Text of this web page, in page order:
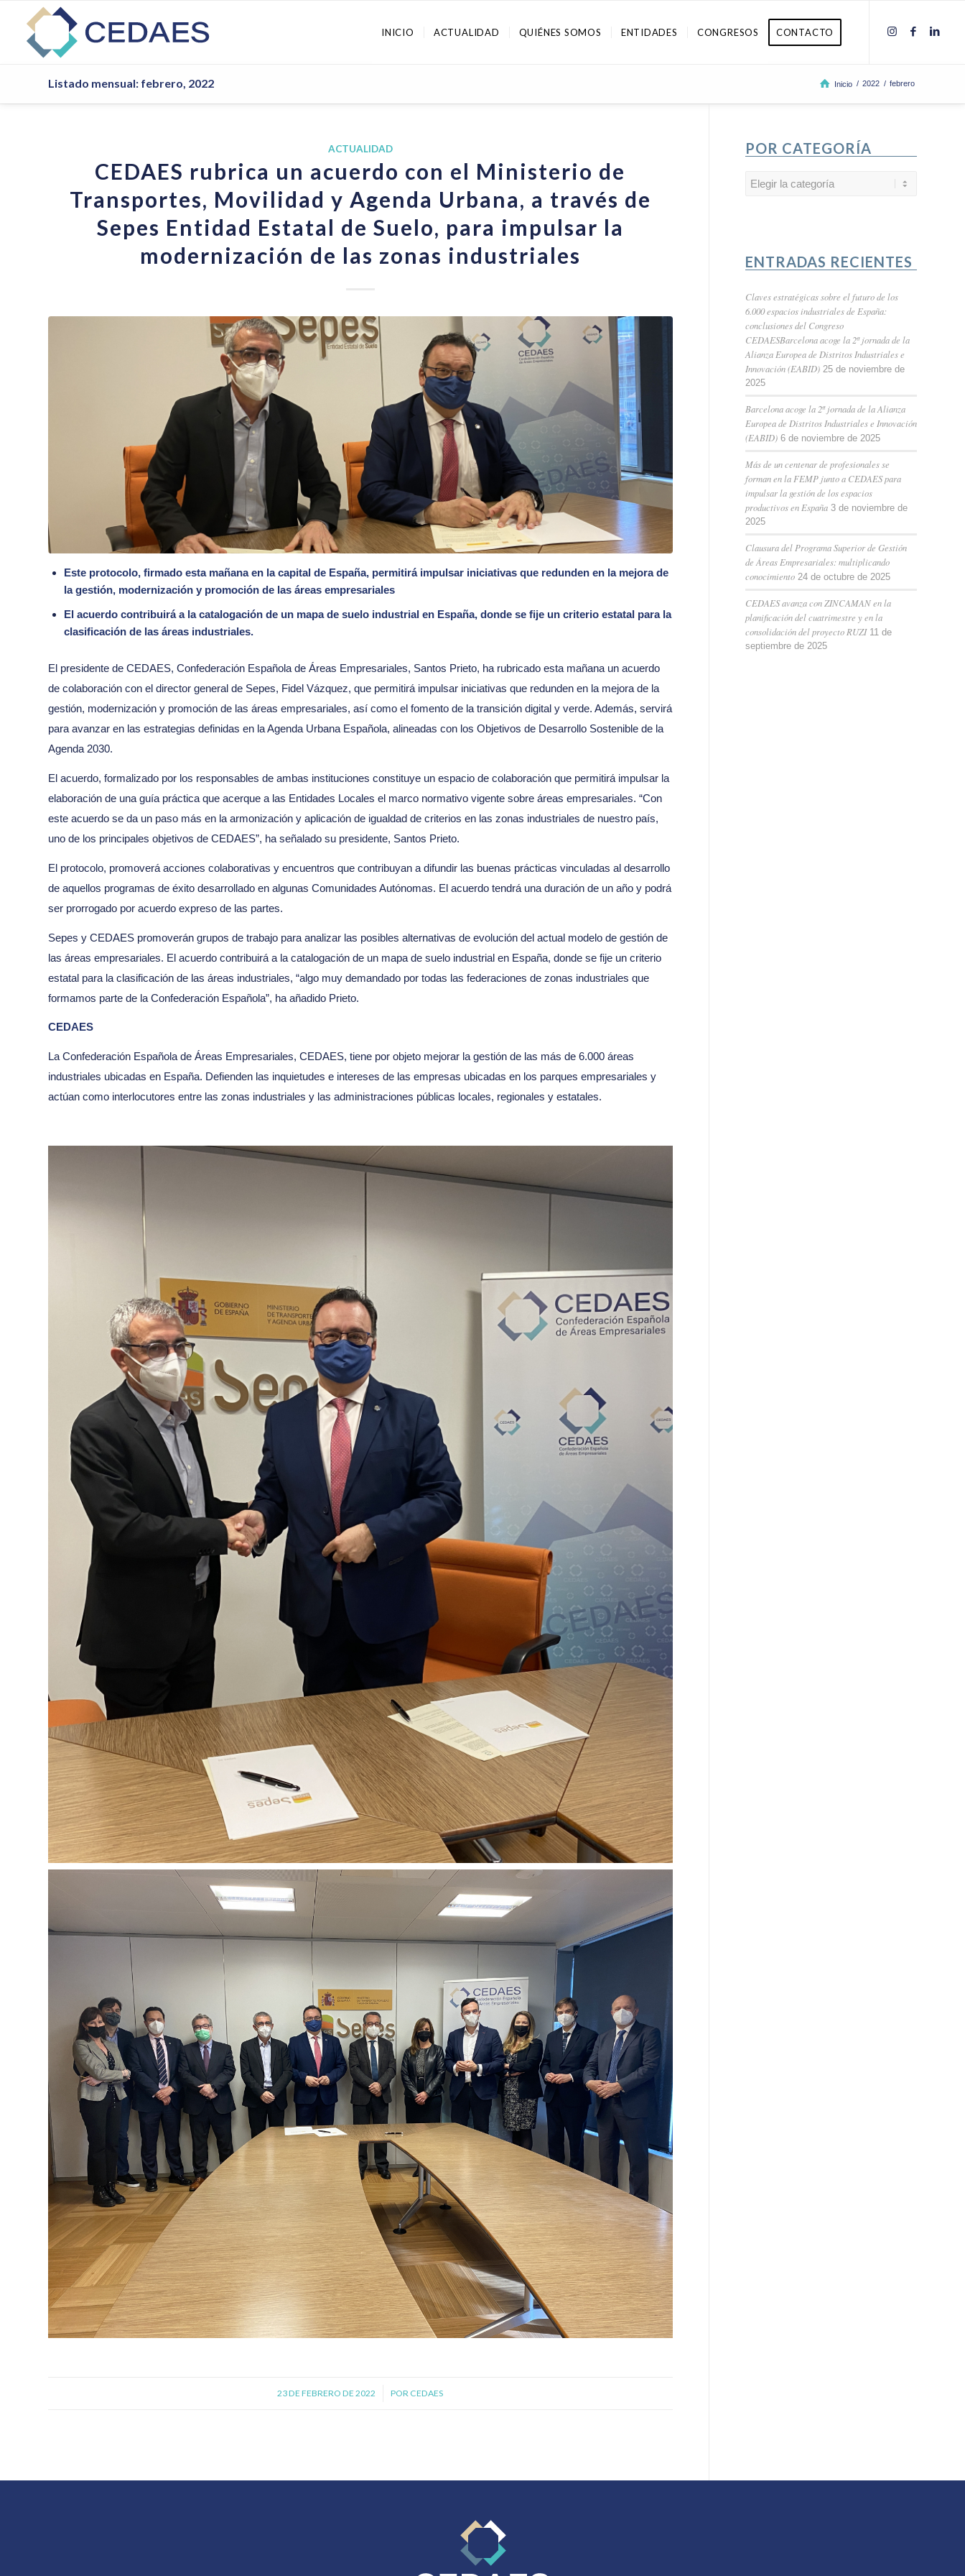
INICIO ACTUALIDAD QUIÉNES SOMOS ENTIDADES CONGRESOS CONTACTO
Listado mensual: febrero, 2022 Inicio / 2022 / febrero
ACTUALIDAD
CEDAES rubrica un acuerdo con el Ministerio de
Transportes, Movilidad y Agenda Urbana, a través de
Sepes Entidad Estatal de Suelo, para impulsar la
modernización de las zonas industriales
Este protocolo, firmado esta mañana en la capital de España, permitirá impulsar iniciativas que redunden en la mejora de
la gestión, modernización y promoción de las áreas empresariales
El acuerdo contribuirá a la catalogación de un mapa de suelo industrial en España, donde se fije un criterio estatal para la
clasificación de las áreas industriales.
El presidente de CEDAES, Confederación Española de Áreas Empresariales, Santos Prieto, ha rubricado esta mañana un acuerdo
de colaboración con el director general de Sepes, Fidel Vázquez, que permitirá impulsar iniciativas que redunden en la mejora de la
gestión, modernización y promoción de las áreas empresariales, así como el fomento de la transición digital y verde. Además, servirá
para avanzar en las estrategias definidas en la Agenda Urbana Española, alineadas con los Objetivos de Desarrollo Sostenible de la
Agenda 2030.
El acuerdo, formalizado por los responsables de ambas instituciones constituye un espacio de colaboración que permitirá impulsar la
elaboración de una guía práctica que acerque a las Entidades Locales el marco normativo vigente sobre áreas empresariales. “Con
este acuerdo se da un paso más en la armonización y aplicación de igualdad de criterios en las zonas industriales de nuestro país,
uno de los principales objetivos de CEDAES”, ha señalado su presidente, Santos Prieto.
El protocolo, promoverá acciones colaborativas y encuentros que contribuyan a difundir las buenas prácticas vinculadas al desarrollo
de aquellos programas de éxito desarrollado en algunas Comunidades Autónomas. El acuerdo tendrá una duración de un año y podrá
ser prorrogado por acuerdo expreso de las partes.
Sepes y CEDAES promoverán grupos de trabajo para analizar las posibles alternativas de evolución del actual modelo de gestión de
las áreas empresariales. El acuerdo contribuirá a la catalogación de un mapa de suelo industrial en España, donde se fije un criterio
estatal para la clasificación de las áreas industriales, “algo muy demandado por todas las federaciones de zonas industriales que
formamos parte de la Confederación Española”, ha añadido Prieto.
CEDAES
La Confederación Española de Áreas Empresariales, CEDAES, tiene por objeto mejorar la gestión de las más de 6.000 áreas
industriales ubicadas en España. Defienden las inquietudes e intereses de las empresas ubicadas en los parques empresariales y
actúan como interlocutores entre las zonas industriales y las administraciones públicas locales, regionales y estatales.
23 DE FEBRERO DE 2022
/ POR CEDAES
POR CATEGORÍA
Por
ENTRADAS RECIENTES
Claves estratégicas sobre el futuro de los
6.000 espacios industriales de España:
conclusiones del Congreso
CEDAESBarcelona acoge la 2ª jornada de la
Alianza Europea de Distritos Industriales e
Innovación (EABID) 25 de noviembre de
2025
Barcelona acoge la 2ª jornada de la Alianza
Europea de Distritos Industriales e Innovación
(EABID) 6 de noviembre de 2025
Más de un centenar de profesionales se
forman en la FEMP junto a CEDAES para
impulsar la gestión de los espacios
productivos en España 3 de noviembre de
2025
Clausura del Programa Superior de Gestión
de Áreas Empresariales: multiplicando
conocimiento 24 de octubre de 2025
CEDAES avanza con ZINCAMAN en la
planificación del cuatrimestre y en la
consolidación del proyecto RUZI 11 de
septiembre de 2025